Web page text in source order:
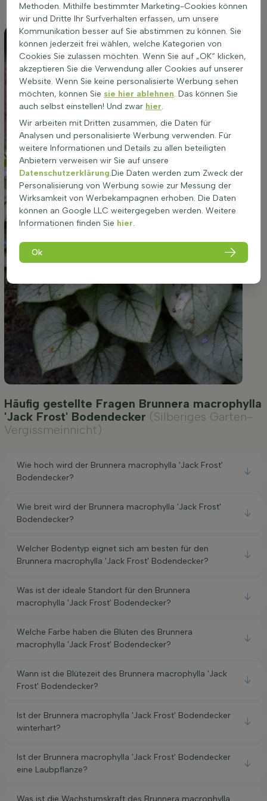
dürretolerant ist.
Häufig gestellte Fragen Brunnera macrophylla
'Jack Frost' Bodendecker (Silberiges Garten-
Vergissmeinnicht)
Wie hoch wird der Brunnera macrophylla 'Jack Frost'
Bodendecker?
Wie breit wird der Brunnera macrophylla 'Jack Frost'
Bodendecker?
Welcher Bodentyp eignet sich am besten für den
Brunnera macrophylla 'Jack Frost' Bodendecker?
Was ist der ideale Standort für den Brunnera
macrophylla 'Jack Frost' Bodendecker?
Welche Farbe haben die Blüten des Brunnera
macrophylla 'Jack Frost' Bodendecker?
Wann ist die Blütezeit des Brunnera macrophylla 'Jack
Frost' Bodendecker?
Ist der Brunnera macrophylla 'Jack Frost' Bodendecker
winterhart?
Ist der Brunnera macrophylla 'Jack Frost' Bodendecker
eine Laubpflanze?
Methoden. Mithilfe bestimmter Marketing-Cookies können
wir und Dritte Ihr Surfverhalten erfassen, um unsere
Kommunikation besser auf Sie abstimmen zu können. Sie
können jederzeit frei wählen, welche Kategorien von
Cookies Sie zulassen möchten. Wenn Sie auf „OK“ klicken,
akzeptieren Sie die Verwendung aller Cookies auf unserer
Website. Wenn Sie keine personalisierte Werbung sehen
möchten, können Sie sie hier ablehnen. Das können Sie
auch selbst einstellen! Und zwar hier.
Wir arbeiten mit Dritten zusammen, die Daten für
Analysen und personalisierte Werbung verwenden. Für
weitere Informationen und Details zu allen beteiligten
Anbietern verweisen wir Sie auf unsere
Datenschutzerklärung.Die Daten werden zum Zweck der
Personalisierung von Werbung sowie zur Messung der
Wirksamkeit von Werbekampagnen erhoben. Die Daten
können an Google LLC weitergegeben werden. Weitere
Informationen finden Sie hier.
Ok